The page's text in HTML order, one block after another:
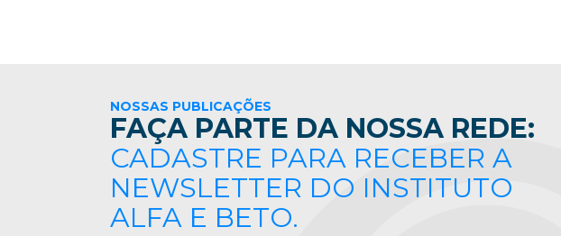
NOSSAS PUBLICAÇÕES
FAÇA PARTE DA NOSSA REDE:
CADASTRE PARA RECEBER A
NEWSLETTER DO INSTITUTO
ALFA E BETO.